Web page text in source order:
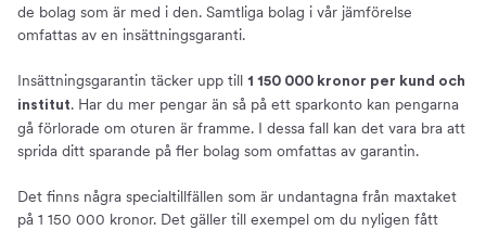
de bolag som är med i den. Samtliga bolag i vår jämförelse
omfattas av en insättningsgaranti.
Insättningsgarantin täcker upp till 1 150 000 kronor per kund och
institut. Har du mer pengar än så på ett sparkonto kan pengarna
gå förlorade om oturen är framme. I dessa fall kan det vara bra att
sprida ditt sparande på fler bolag som omfattas av garantin.
Det finns några specialtillfällen som är undantagna från maxtaket
på 1 150 000 kronor. Det gäller till exempel om du nyligen fått